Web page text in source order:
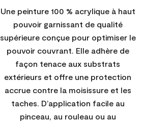
Une peinture 100 % acrylique à haut
pouvoir garnissant de qualité
supérieure conçue pour optimiser le
pouvoir couvrant. Elle adhère de
façon tenace aux substrats
extérieurs et offre une protection
accrue contre la moisissure et les
taches. D’application facile au
pinceau, au rouleau ou au